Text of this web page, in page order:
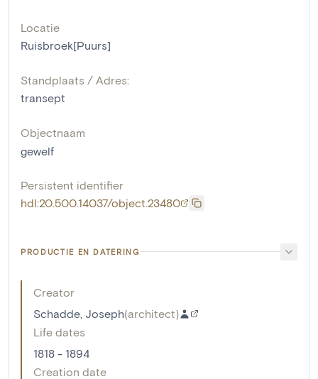
Locatie
Ruisbroek[Puurs]
Standplaats / Adres:
transept
Objectnaam
gewelf
Persistent identifier
hdl:20.500.14037/object.23480
PRODUCTIE EN DATERING
Creator
Schadde, Joseph(architect)
Life dates
1818 - 1894
Creation date